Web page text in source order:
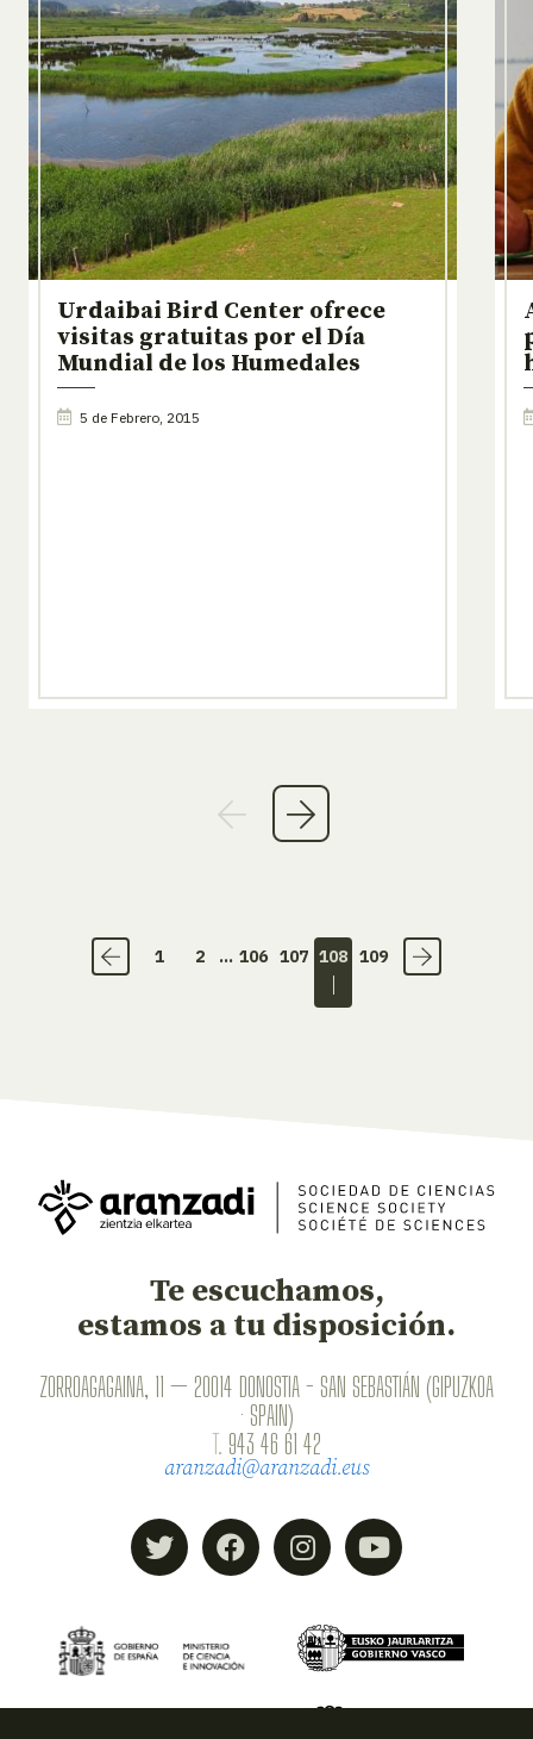
Urdaibai Bird Center ofrece
visitas gratuitas por el Día
Mundial de los Humedales
5 de Febrero, 2015
1 2 ... 106 107 108 109
Te escuchamos,
estamos a tu disposición.
ZORROAGAGAINA, 11 — 20014 DONOSTIA - SAN SEBASTIÁN (GIPUZKOA
· SPAIN)
T. 943 46 61 42
aranzadi@aranzadi.eus